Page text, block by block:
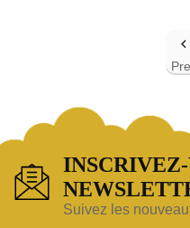

Suivez les